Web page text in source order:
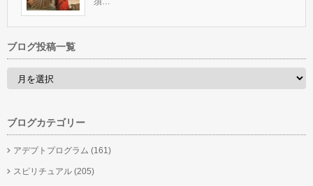
ブログ投稿一覧
ブログカテゴリー
アデプトプログラム (161)
スピリチュアル (205)